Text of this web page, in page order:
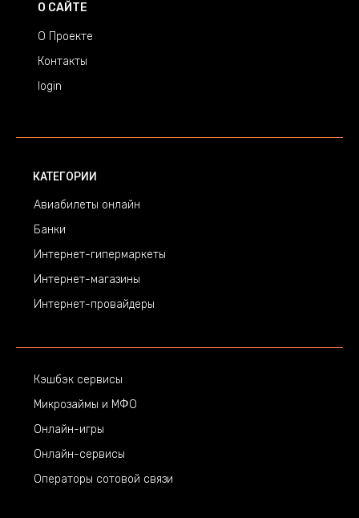
О САЙТЕ
О Проекте
Контакты
login
КАТЕГОРИИ
Авиабилеты онлайн
Банки
Интернет-гипермаркеты
Интернет-магазины
Интернет-провайдеры
Кэшбэк сервисы
Микрозаймы и МФО
Онлайн-игры
Онлайн-сервисы
Операторы сотовой связи